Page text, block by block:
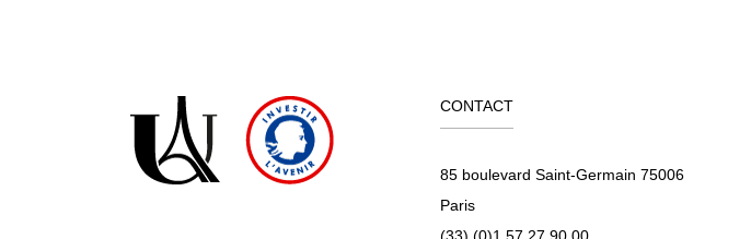
CONTACT
85 boulevard Saint-Germain 75006
Paris